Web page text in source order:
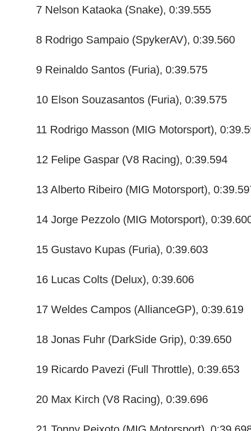
7 Nelson Kataoka (Snake), 0:39.555
8 Rodrigo Sampaio (SpykerAV), 0:39.560
9 Reinaldo Santos (Furia), 0:39.575
10 Elson Souzasantos (Furia), 0:39.575
11 Rodrigo Masson (MIG Motorsport),
12 Felipe Gaspar (V8 Racing), 0:39.594
13 Alberto Ribeiro (MIG Motorsport),
14 Jorge Pezzolo (MIG Motorsport),
15 Gustavo Kupas (Furia), 0:39.603
16 Lucas Colts (Delux), 0:39.606
17 Weldes Campos (AllianceGP), 0:39.619
18 Jonas Fuhr (DarkSide Grip), 0:39.650
19 Ricardo Pavezi (Full Throttle), 0:39.653
20 Max Kirch (V8 Racing), 0:39.696